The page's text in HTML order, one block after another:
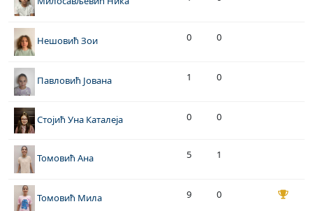
Нешовић Зои 0 0
Павловић Јована 1 0
Стојић Уна Каталеја 0 0
Томовић Ана 5 1
Томовић Мила 9 0